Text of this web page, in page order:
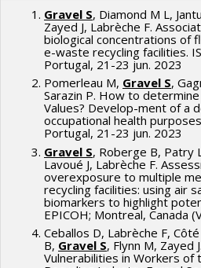
Gravel S, Diamond M L,
Zayed J, Labrèche F.
biological concentrations of
e-waste recycling facilities.
Portugal, 21-23 jun. 2023
Pomerleau M, Gravel S,
Sarazin P. How to
Values? Develop-ment of a
occupational health
Portugal, 21-23 jun. 2023
Gravel S, Roberge B, Patry
Lavoué J, Labrèche F.
overexposure to multiple
recycling facilities: using air
biomarkers to highlight
EPICOH; Montreal, Canada
Ceballos D, Labrèche F,
B, Gravel S, Flynn M, Zayed
Vulnerabilities in Workers of